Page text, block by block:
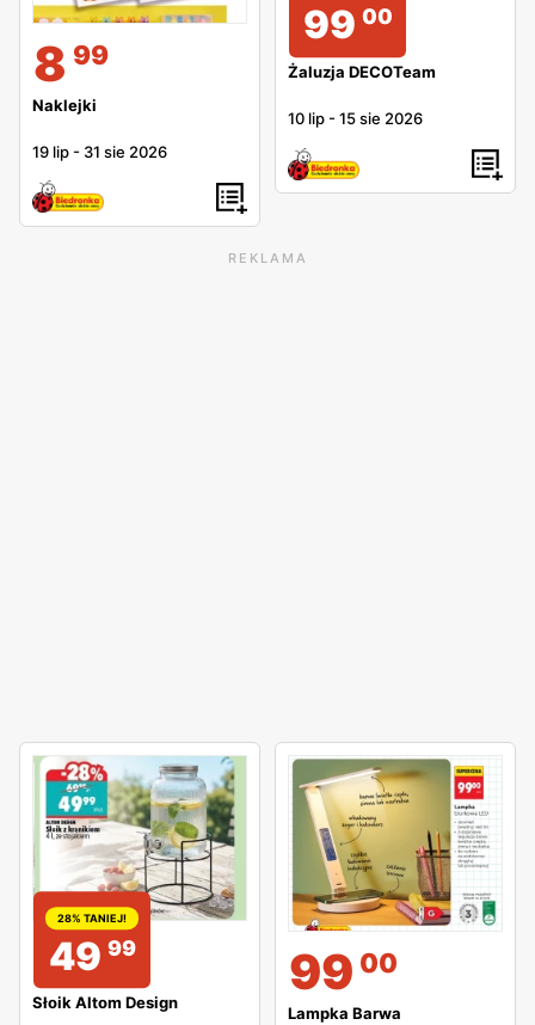
8 99
Naklejki
19 lip - 31 sie 2026
99 00
Żaluzja DECOTeam
10 lip -15 sie 2026
REKLAMA
28% TANIEJ!
49 99
Słoik Altom Design
99 00
Lampka Barwa